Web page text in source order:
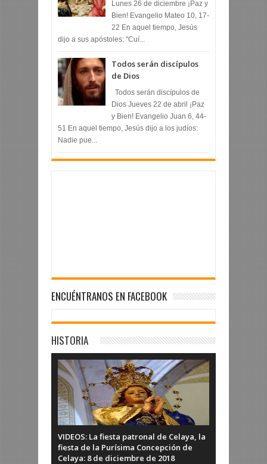
Lunes 26 de diciembre ¡Paz y
Bien! Evangelio Mateo 10, 17-
22 En aquel tiempo, Jesús
dijo a sus apóstoles: "Cuí...
Todos serán discípulos
de Dios
Todos serán discípulos de
Dios Jueves 22 de abril ¡Paz
y Bien! Evangelio Juan 6, 44-
51 En aquel tiempo, Jesús dijo a los judíos:
Nadie pue...
ENCUÉNTRANOS EN FACEBOOK
HISTORIA
VIDEOS: La fiesta patronal de Celaya, la
fiesta de la Purísima Concepción de
Celaya: 8 de diciembre de 2018